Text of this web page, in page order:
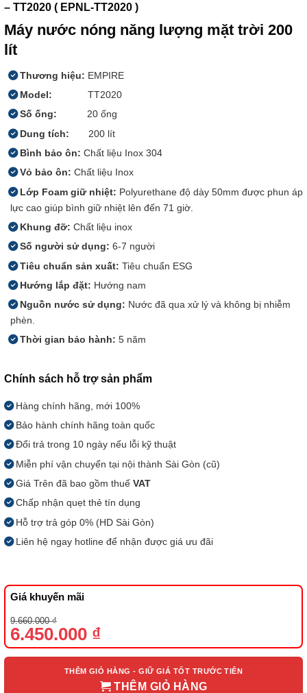
– TT2020 ( EPNL-TT2020 )
Máy nước nóng năng lượng mặt trời 200
lít
Thương hiệu: EMPIRE
Model: TT2020
Số ống: 20 ống
Dung tích: 200 lít
Bình bảo ôn: Chất liệu Inox 304
Vỏ bảo ôn: Chất liệu Inox
Lớp Foam giữ nhiệt: Polyurethane độ dày 50mm được phun áp
lực cao giúp bình giữ nhiệt lên đến 71 giờ.
Khung đỡ: Chất liệu inox
Số người sử dụng: 6-7 người
Tiêu chuẩn sản xuất: Tiêu chuẩn ESG
Hướng lắp đặt: Hướng nam
Nguồn nước sử dụng: Nước đã qua xử lý và không bị nhiễm
phèn.
Thời gian bảo hành: 5 năm
Chính sách hỗ trợ sản phẩm
Hàng chính hãng, mới 100%
Bảo hành chính hãng toàn quốc
Đổi trả trong 10 ngày nếu lỗi kỹ thuật
Miễn phí vận chuyển tại nội thành Sài Gòn (cũ)
Giá Trên đã bao gồm thuế VAT
Chấp nhận quẹt thẻ tín dụng
Hỗ trợ trả góp 0% (HD Sài Gòn)
Liên hệ ngay hotline để nhận được giá ưu đãi
Giá khuyến mãi
9.660.000₫
Giá
gốc
là:
9.660.000 ₫.
6.450.000 ₫
Giá
hiện
tại
là:
THÊM GIỎ HÀNG - GIỮ GIÁ TỐT TRƯỚC TIÊN
THÊM GIỎ HÀNG